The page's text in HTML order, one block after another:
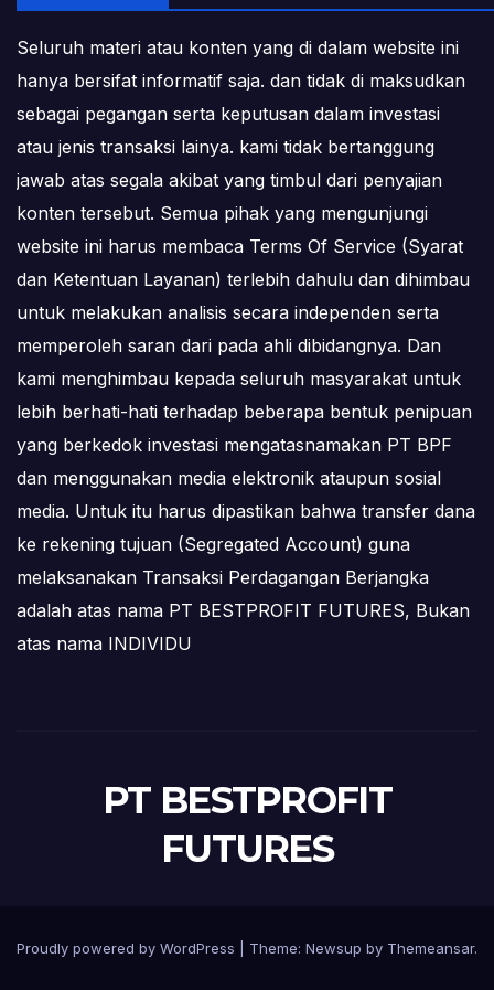
Seluruh materi atau konten yang di dalam website ini
hanya bersifat informatif saja. dan tidak di maksudkan
sebagai pegangan serta keputusan dalam investasi
atau jenis transaksi lainya. kami tidak bertanggung
jawab atas segala akibat yang timbul dari penyajian
konten tersebut. Semua pihak yang mengunjungi
website ini harus membaca Terms Of Service (Syarat
dan Ketentuan Layanan) terlebih dahulu dan dihimbau
untuk melakukan analisis secara independen serta
memperoleh saran dari pada ahli dibidangnya. Dan
kami menghimbau kepada seluruh masyarakat untuk
lebih berhati-hati terhadap beberapa bentuk penipuan
yang berkedok investasi mengatasnamakan PT BPF
dan menggunakan media elektronik ataupun sosial
media. Untuk itu harus dipastikan bahwa transfer dana
ke rekening tujuan (Segregated Account) guna
melaksanakan Transaksi Perdagangan Berjangka
adalah atas nama PT BESTPROFIT FUTURES, Bukan
atas nama INDIVIDU
PT BESTPROFIT
FUTURES
Proudly powered by WordPress Theme: Newsup by Themeansar.